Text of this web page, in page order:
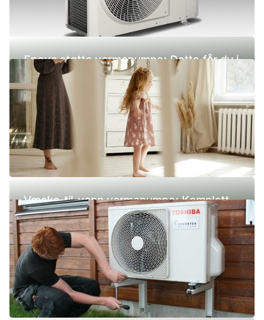
Enova støtte varmepumpe: Dette får du i
2026
Væske-til-vann varmepumpe: Komplett
guide (pris, fordeler og ulemper)